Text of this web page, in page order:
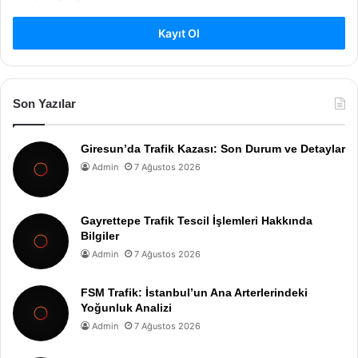
Kayıt Ol
Son Yazılar
Giresun’da Trafik Kazası: Son Durum ve Detaylar
Admin 7 Ağustos 2026
Gayrettepe Trafik Tescil İşlemleri Hakkında
Bilgiler
Admin 7 Ağustos 2026
FSM Trafik: İstanbul’un Ana Arterlerindeki
Yoğunluk Analizi
Admin 7 Ağustos 2026